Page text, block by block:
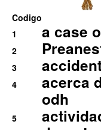
Codigo
1
a case
2
3
4
acerca
odh
5